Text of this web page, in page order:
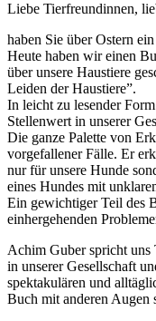
Liebe Tierfreundinnen,
haben Sie über Ostern
Heute haben wir einen
über unsere Haustiere
Leiden der Haustiere”.
In leicht zu lesender
Stellenwert in unserer
Die ganze Palette von
vorgefallener Fälle. Er
nur für unsere Hunde
eines Hundes mit
Ein gewichtiger Teil des
einhergehenden
Achim Guber spricht uns
in unserer Gesellschaft
spektakulären und
Buch mit anderen Augen